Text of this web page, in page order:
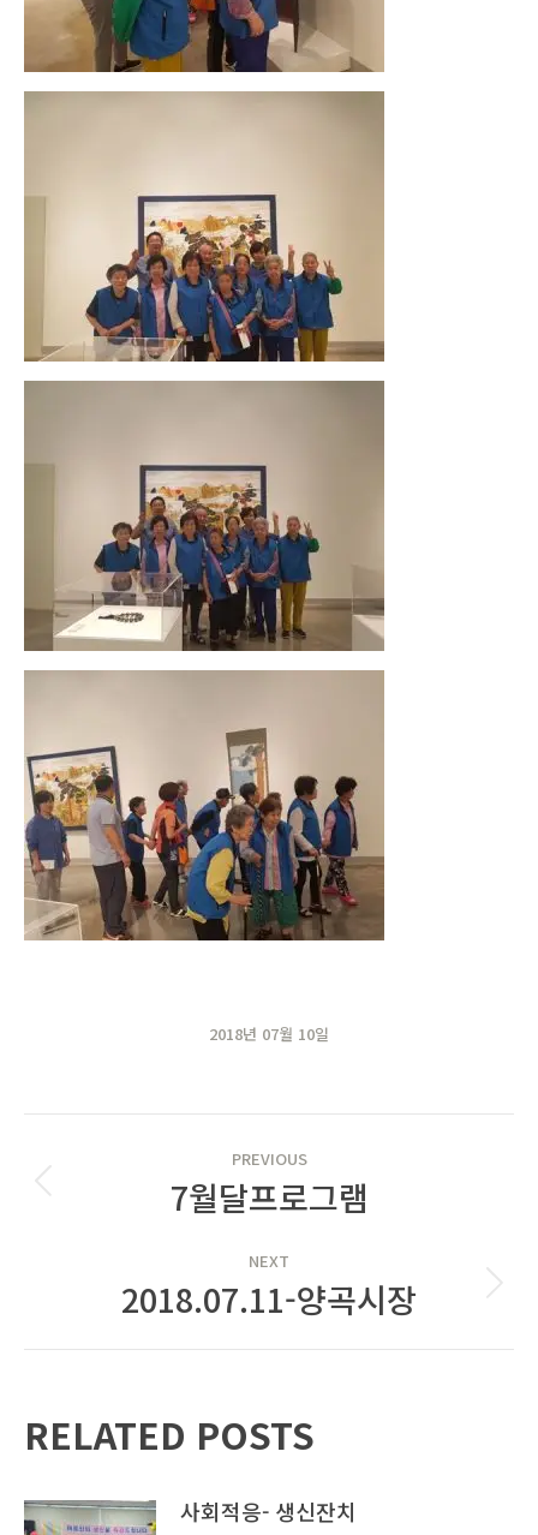
2018년 07월 10일
NAVIGATION
PREVIOUS
Previous
7월달프로그램
NEXT
Next
2018.07.11-양곡시장
RELATED POSTS
사회적응- 생신잔치